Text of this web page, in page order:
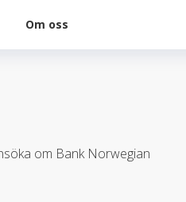
Om oss
om Bank Norwegian